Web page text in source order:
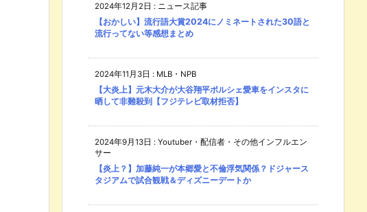
2024年12月2日 : ニュース記事
【おかしい】流行語大賞2024にノミネートされた30語と
流行ってない等感想まとめ
2024年11月3日 : MLB・NPB
【大炎上】元木大介が大谷翔平ポルシェ愛車をインスタに
晒して非難殺到【フジテレビ取材拒否】
2024年9月13日 : Youtuber・配信者・その他インフルエン
サー
【炎上？】加藤純一が本郷愛と不倫浮気関係？ドジャース
タジアムで試合観戦＆ディズニーデートか